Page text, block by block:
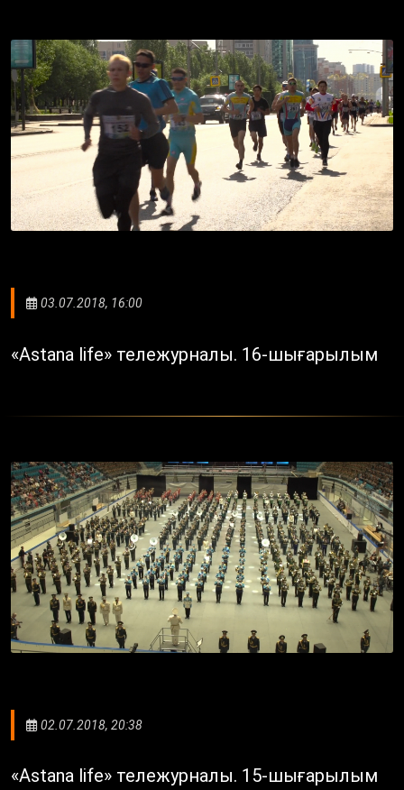
03.07.2018, 16:00
«Astana life» тележурналы. 16-шығарылым
02.07.2018, 20:38
«Astana life» тележурналы. 15-шығарылым